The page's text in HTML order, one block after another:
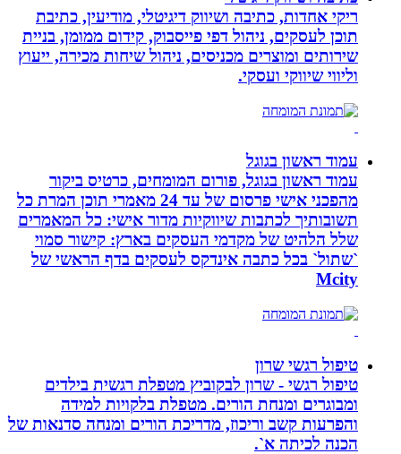
ריקי אחדות, כתיבה ושיווק דיגיטלי, מודיעין, כתיבת
תוכן לעסקים, ניהול דפי פייסבוק, קידום ממומן, בניית
שירותים ומוצרים מכניסים, ניהול שיחות מכירה, ייעוץ
וליווי שיווקי ועסקי.
עמוד ראשון בגוגל
עמוד ראשון בגוגל, פורום המומחים, כרטיס ביקור
מהפכני אישי פרסום של עד 24 מאמרי תוכן המרת כל
תשובותיך לכתבות שיווקיות מדור אישי: כל המאמרים
שלל הלהיט של מקדמי העסקים בארץ: קישור סמוי
`שתול` בכל כתבה אינדקס לעסקים בדף הראשי של
Mcity
טיפול רגשי שרון
טיפול רגשי - שרון לבקוביץ מטפלת רגשית בילדים
ומבוגרים ומנחת הורים. מטפלת בלקויות למידה
והפרעות קשב וריכוז, מדריכת הורים ומנחה סדנאות של
הכנה לכיתה א`.